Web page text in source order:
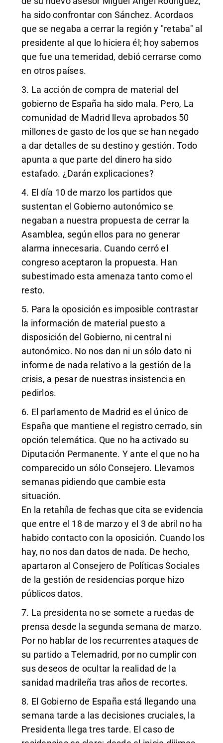
ha sido confrontar con Sánchez. Acordaos
que se negaba a cerrar la región y "retaba" al
presidente al que lo hiciera él; hoy sabemos
que fue una temeridad, debió cerrarse como
en otros países.
3. La acción de compra de material del
gobierno de España ha sido mala. Pero, La
comunidad de Madrid lleva aprobados 50
millones de gasto de los que se han negado
a dar detalles de su destino y gestión. Todo
apunta a que parte del dinero ha sido
estafado. ¿Darán explicaciones?
4. El día 10 de marzo los partidos que
sustentan el Gobierno autonómico se
negaban a nuestra propuesta de cerrar la
Asamblea, según ellos para no generar
alarma innecesaria. Cuando cerró el
congreso aceptaron la propuesta. Han
subestimado esta amenaza tanto como el
resto.
5. Para la oposición es imposible contrastar
la información de material puesto a
disposición del Gobierno, ni central ni
autonómico. No nos dan ni un sólo dato ni
informe de nada relativo a la gestión de la
crisis, a pesar de nuestras insistencia en
pedirlos.
6. El parlamento de Madrid es el único de
España que mantiene el registro cerrado, sin
opción telemática. Que no ha activado su
Diputación Permanente. Y ante el que no ha
comparecido un sólo Consejero. Llevamos
semanas pidiendo que cambie esta
situación.
En la retahíla de fechas que cita se evidencia
que entre el 18 de marzo y el 3 de abril no ha
habido contacto con la oposición. Cuando los
hay, no nos dan datos de nada. De hecho,
apartaron al Consejero de Políticas Sociales
de la gestión de residencias porque hizo
públicos datos.
7. La presidenta no se somete a ruedas de
prensa desde la segunda semana de marzo.
Por no hablar de los recurrentes ataques de
su partido a Telemadrid, por no cumplir con
sus deseos de ocultar la realidad de la
sanidad madrileña tras años de recortes.
8. El Gobierno de España está llegando una
semana tarde a las decisiones cruciales, la
Presidenta llega tres tarde. El caso de